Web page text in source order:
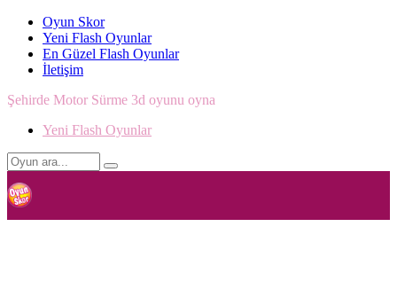
Oyun Skor
Yeni Flash Oyunlar
En Güzel Flash Oyunlar
İletişim
Şehirde Motor Sürme 3d oyunu oyna
Yeni Flash Oyunlar